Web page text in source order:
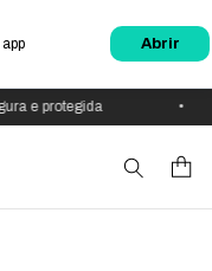
Abrir
e protegida